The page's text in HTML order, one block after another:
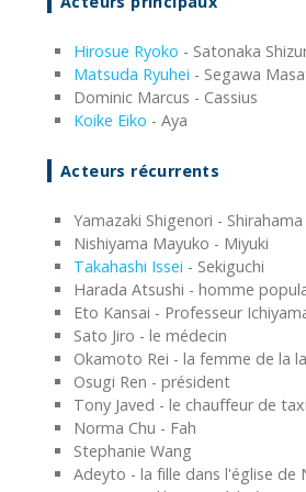
Hirosue Ryoko - Satonaka
Matsuda Ryuhei - Segawa
Dominic Marcus - Cassius
Koike Eiko - Aya
Acteurs récurrents
Yamazaki Shigenori - Shirahama
Nishiyama Mayuko - Miyuki
Takahashi Issei - Sekiguchi
Harada Atsushi - homme
Eto Kansai - Professeur
Sato Jiro - le médecin
Okamoto Rei - la femme de la
Osugi Ren - président
Tony Javed - le chauffeur de taxi
Norma Chu - Fah
Stephanie Wang
Adeyto - la fille dans l'église de